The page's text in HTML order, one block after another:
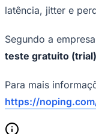
latência, jitter e
Segundo a
teste gratuito (trial)
Para mais
https://